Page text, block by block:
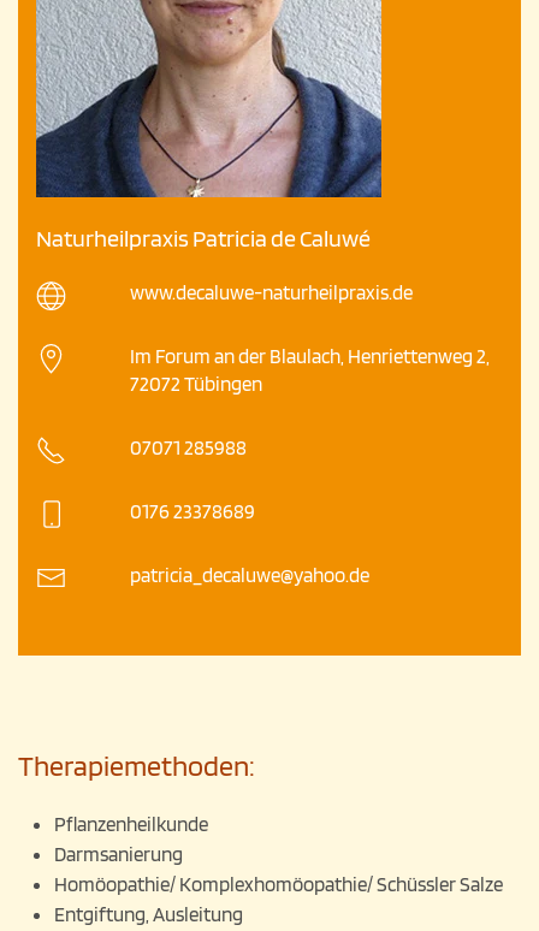
Therapiemethoden:
Pflanzenheilkunde
Darmsanierung
Homöopathie/ Komplexhomöopathie/ Schüssler Salze
Entgiftung, Ausleitung
Naturheilpraxis Patricia de Caluwé
www.decaluwe-naturheilpraxis.de
Im Forum an der Blaulach, Henriettenweg 2,
72072 Tübingen
07071 285988
0176 23378689
patricia_decaluwe@yahoo.de